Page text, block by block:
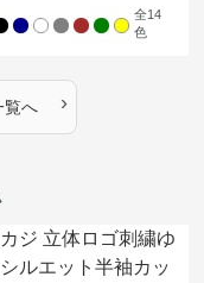
全14
色
覧へ ›